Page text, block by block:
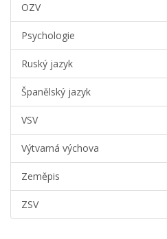
OZV
Psychologie
Ruský jazyk
Španělský jazyk
VSV
Výtvarná výchova
Zeměpis
ZSV